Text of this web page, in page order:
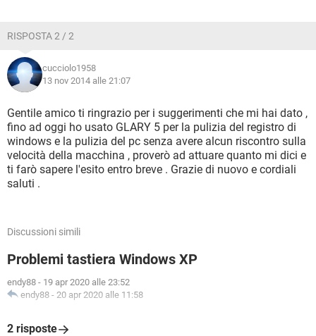
RISPOSTA 2 / 2
cucciolo1958
13 nov 2014 alle 21:07
Gentile amico ti ringrazio per i suggerimenti che mi hai dato ,
fino ad oggi ho usato GLARY 5 per la pulizia del registro di
windows e la pulizia del pc senza avere alcun riscontro sulla
velocità della macchina , proverò ad attuare quanto mi dici e
ti farò sapere l'esito entro breve . Grazie di nuovo e cordiali
saluti .
Discussioni simili
Problemi tastiera Windows XP
endy88 - 19 apr 2020 alle 23:52
endy88 - 20 apr 2020 alle 11:58
2 risposte